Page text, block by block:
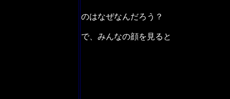
のはなぜなんだろう？
で、みんなの顔を見ると